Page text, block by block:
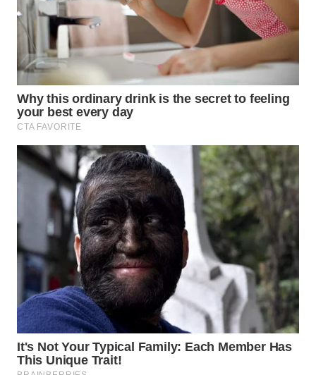
PADANG
LAWAS
WN
SUMEDANG
WN
CIANJUR
WN
KEPULAUAN
SERIBU
WN
TANGERANG
BINJAI
WN
CIREBON